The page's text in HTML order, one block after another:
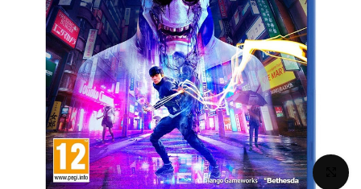
برای بزرگنمایی کلیک کنید